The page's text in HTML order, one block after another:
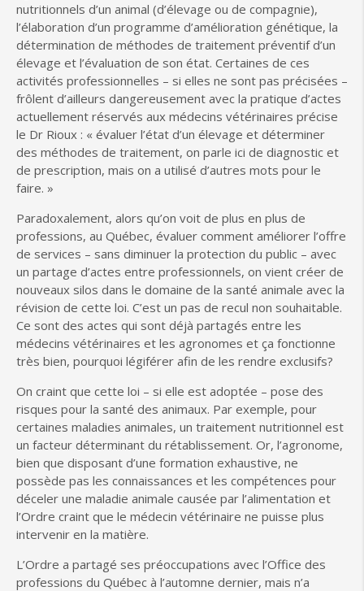
nutritionnels d’un animal (d’élevage ou de compagnie),
l’élaboration d’un programme d’amélioration génétique, la
détermination de méthodes de traitement préventif d’un
élevage et l’évaluation de son état. Certaines de ces
activités professionnelles – si elles ne sont pas précisées –
frôlent d’ailleurs dangereusement avec la pratique d’actes
actuellement réservés aux médecins vétérinaires précise
le Dr Rioux : « évaluer l’état d’un élevage et déterminer
des méthodes de traitement, on parle ici de diagnostic et
de prescription, mais on a utilisé d’autres mots pour le
faire. »
Paradoxalement, alors qu’on voit de plus en plus de
professions, au Québec, évaluer comment améliorer l’offre
de services – sans diminuer la protection du public – avec
un partage d’actes entre professionnels, on vient créer de
nouveaux silos dans le domaine de la santé animale avec la
révision de cette loi. C’est un pas de recul non souhaitable.
Ce sont des actes qui sont déjà partagés entre les
médecins vétérinaires et les agronomes et ça fonctionne
très bien, pourquoi légiférer afin de les rendre exclusifs?
On craint que cette loi – si elle est adoptée – pose des
risques pour la santé des animaux. Par exemple, pour
certaines maladies animales, un traitement nutritionnel est
un facteur déterminant du rétablissement. Or, l’agronome,
bien que disposant d’une formation exhaustive, ne
possède pas les connaissances et les compétences pour
déceler une maladie animale causée par l’alimentation et
l’Ordre craint que le médecin vétérinaire ne puisse plus
intervenir en la matière.
L’Ordre a partagé ses préoccupations avec l’Office des
professions du Québec à l’automne dernier, mais n’a